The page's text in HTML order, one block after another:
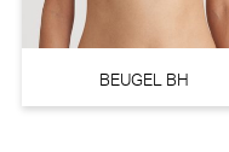
BEUGEL BH